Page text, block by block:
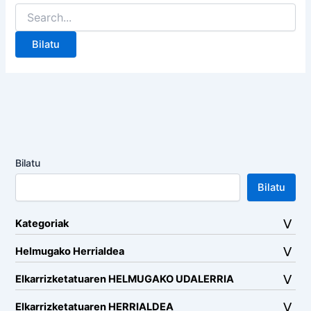
Search
for:
Bilatu
Bilatu
Kategoriak
Helmugako Herrialdea
Elkarrizketatuaren HELMUGAKO UDALERRIA
Elkarrizketatuaren HERRIALDEA